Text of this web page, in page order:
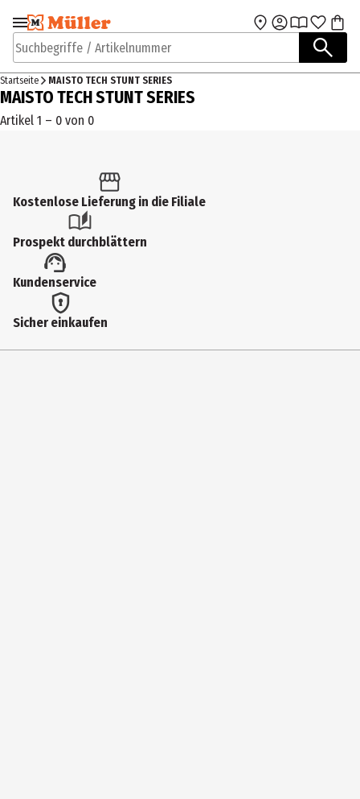
Zur Navigation
springen
Zum Hauptinhalt
Suchbegriffe / Artikelnummer
Startseite MAISTO TECH STUNT SERIES
MAISTO TECH STUNT SERIES
Artikel 1 – 0 von 0
Kostenlose Lieferung in die Filiale
Prospekt durchblättern
Kundenservice
Sicher einkaufen